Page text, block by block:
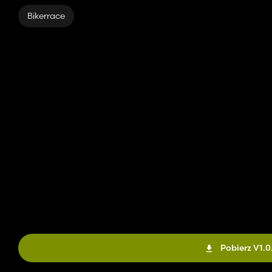
Bikerrace
Pobierz